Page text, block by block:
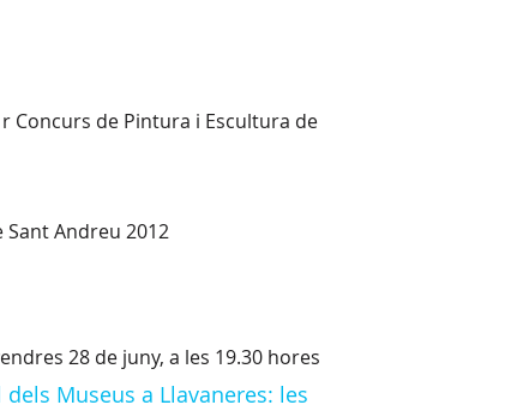
Concurs de Pintura i Escultura de
Andreu 2012
28 de juny, a les 19.30 hores
Museus a Llavaneres: les